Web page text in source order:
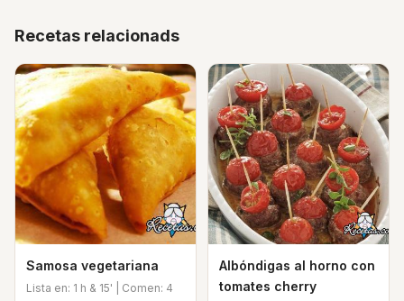
Recetas relacionads
Samosa vegetariana
Lista en: 1 h & 15' | Comen: 4
Albóndigas al horno con
tomates cherry